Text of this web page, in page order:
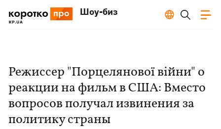
Шоу-биз
Режиссер "Порцелянової війни" о
реакции на фильм в США: Вместо
вопросов получал извинения за
политику страны